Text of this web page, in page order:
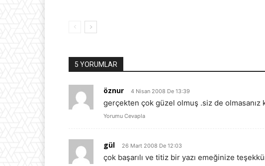
5 YORUMLAR
öznur 4 Nisan 2008 De 13:39
gerçekten çok güzel olmuş .siz de olmasanız
Yorumu Cevapla
gül 26 Mart 2008 De 12:03
çok başarılı ve titiz bir yazı emeğinize